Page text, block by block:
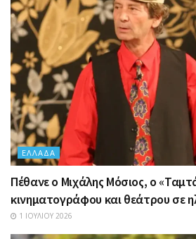
ΕΛΛΆΔΑ
Πέθανε ο Μιχάλης Μόσιος, ο
κινηματογράφου και θεάτρου σε
1 ΙΟΥΛΊΟΥ 2026